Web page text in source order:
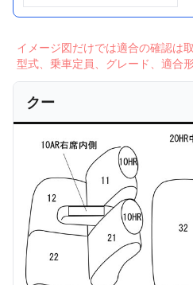
イメージ図だけでは適合の確認は
型式、乗車定員、グレード、適合
クー